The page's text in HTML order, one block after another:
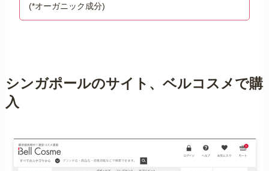
(*オーガニック成分)
シンガポールのサイト、ベルコスメで購
入